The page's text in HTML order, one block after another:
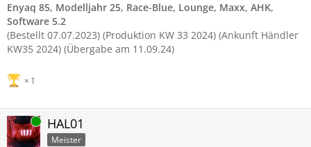
Enyaq 85, Modelljahr 25, Race-Blue, Lounge, Maxx, AHK,
Software 5.2
(Bestellt 07.07.2023) (Produktion KW 33 2024) (Ankunft Händler
KW35 2024) (Übergabe am 11.09.24)
1
Online HAL01
Meister